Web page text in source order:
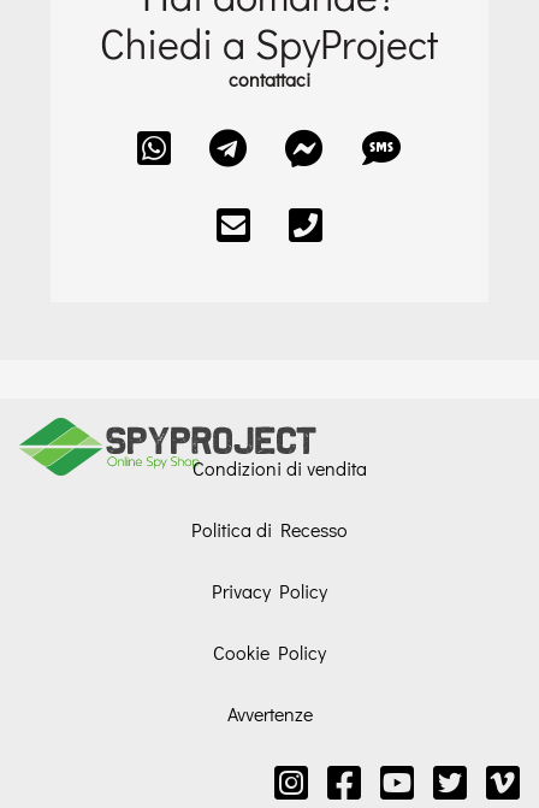
Chiedi a SpyProject
contattaci
Condizioni di vendita
Politica di Recesso
Privacy Policy
Cookie Policy
Avvertenze